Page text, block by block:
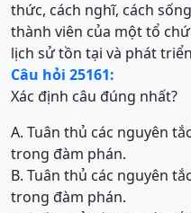
thức, cách nghĩ, cách
thành viên của một tổ
lịch sử tồn tại và phát
Câu hỏi 25161:
Xác định câu đúng nhất?
A. Tuân thủ các nguyên
trong đàm phán.
B. Tuân thủ các nguyên
trong đàm phán.